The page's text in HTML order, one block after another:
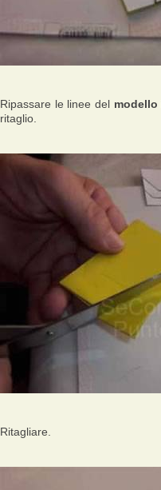
Ripassare le linee del modello
ritaglio.
Ritagliare.